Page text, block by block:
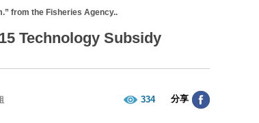
from the Fisheries Agency..
Technology Subsidy
334 分享